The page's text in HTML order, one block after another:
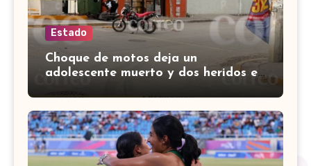
Estado
Choque de motos deja un
adolescente muerto y dos heridos en
colina Los Presidentes, en León